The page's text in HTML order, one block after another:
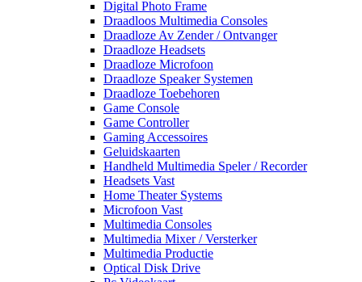
Digital Photo Frame
Draadloos Multimedia Consoles
Draadloze Av Zender / Ontvanger
Draadloze Headsets
Draadloze Microfoon
Draadloze Speaker Systemen
Draadloze Toebehoren
Game Console
Game Controller
Gaming Accessoires
Geluidskaarten
Handheld Multimedia Speler / Recorder
Headsets Vast
Home Theater Systems
Microfoon Vast
Multimedia Consoles
Multimedia Mixer / Versterker
Multimedia Productie
Optical Disk Drive